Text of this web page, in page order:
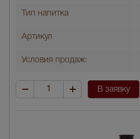
Тип напитка
Артикул
Условия продаж:
В заявку